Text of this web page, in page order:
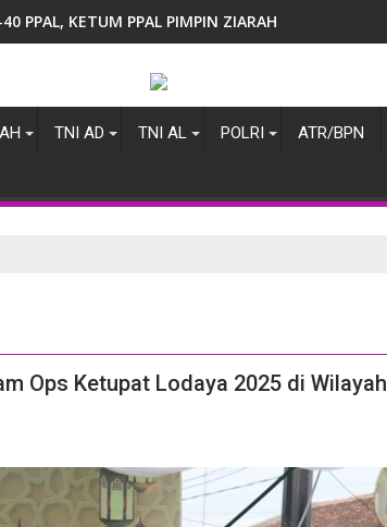
Dandenma Pasmar 1
TNI AD TNI AL POLRI ATR/BPN
Ops Ketupat Lodaya 2025 di Wilayah